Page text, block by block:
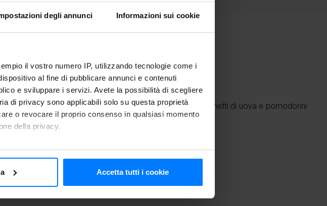
degli annunci Informazioni sui cookie
il vostro numero IP, utilizzando tecnologie come i
al fine di pubblicare annunci e contenuti
e sviluppare i servizi. Avete la possibilità di scegliere
di privacy sono applicabili solo su questa proprietà
o revocare il proprio consenso in qualsiasi momento
della privacy.
di caratteristiche specifiche (impronte digitali).
Accetta tutti i cookie
Suggerimenti
Dopo averli raffreddati con Freddy, puoi conservare i funghetti di uova e pomodorini
in frigorifero fino a 7 giorni.